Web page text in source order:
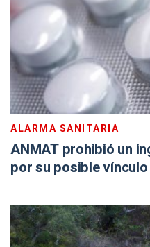
ALARMA SANITARIA
ANMAT prohibió un
por su posible